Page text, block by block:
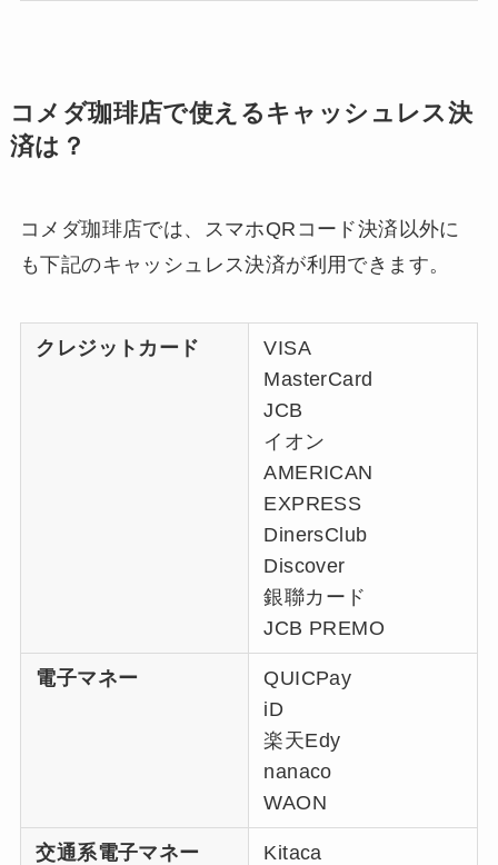
コメダ珈琲店で使えるキャッシュレス決
済は？
コメダ珈琲店では、スマホQRコード決済以外に
も下記のキャッシュレス決済が利用できます。
クレジットカード
VISA
MasterCard
JCB
イオン
AMERICAN
EXPRESS
DinersClub
Discover
銀聯カード
JCB PREMO
電子マネー
QUICPay
iD
楽天Edy
nanaco
WAON
交通系電子マネー
Kitaca